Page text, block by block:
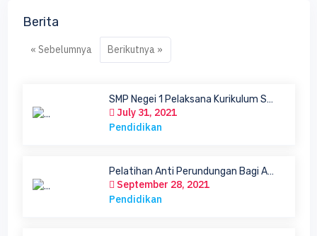
Berita
« Sebelumnya Berikutnya »
SMP Negei 1 Pelaksana Kurikulum Sekolah...
July 31, 2021
Pendidikan
Pelatihan Anti Perundungan Bagi Agen Pe...
September 28, 2021
Pendidikan